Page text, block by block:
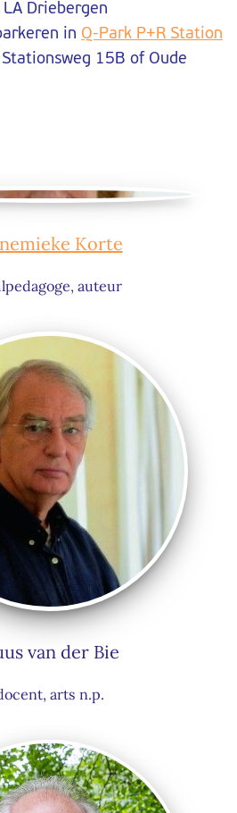
Driebergen
in Q-Park P+R Station
15B of Oude
Korte
auteur
van der Bie
arts n.p.